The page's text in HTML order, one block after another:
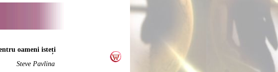
oameni isteți
Steve Pavlina